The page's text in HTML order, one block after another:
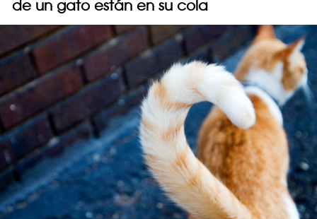
de un gato están en su cola